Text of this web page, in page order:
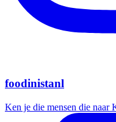
foodinistanl
Ken je die mensen die naar